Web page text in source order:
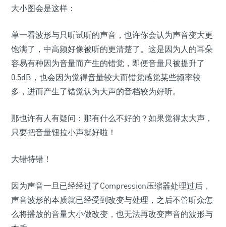
大小图会是这样：
单一看波形与只听试听的声音，也许你会认为声音变大更
饱满了，中高频好像被听的更清楚了。这是因为人的耳朵
容易有种因为音量而产生的错觉，即便音量只被提升了
0.5dB，也会因为觉得音量较大而错觉感觉某些频率较
多，进而产生了错觉认为大声的音档较为好听。
那也许有人有疑问：那有什么不好的？如果觉得太大声，
只要把音量钮拉小声就好啦！
大错特错！
因为声音一旦已经经过了Compression压缩器处理过后，
声音波形的本质就已经受到改变与处理，之后不管听众怎
么将播放的音量大小做改变，也无法再改变声音的波形与